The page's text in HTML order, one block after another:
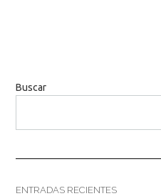
Buscar
ENTRADAS RECIENTES